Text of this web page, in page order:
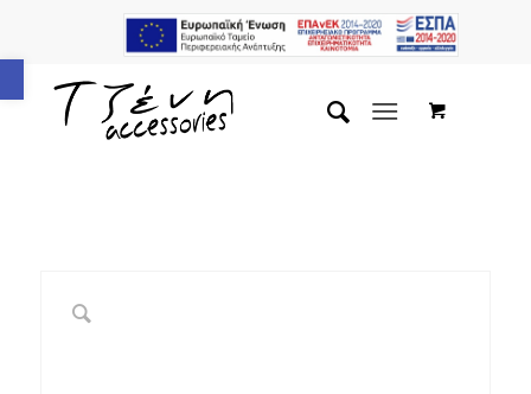
Ανοίξτε τη γραμμή εργαλείων